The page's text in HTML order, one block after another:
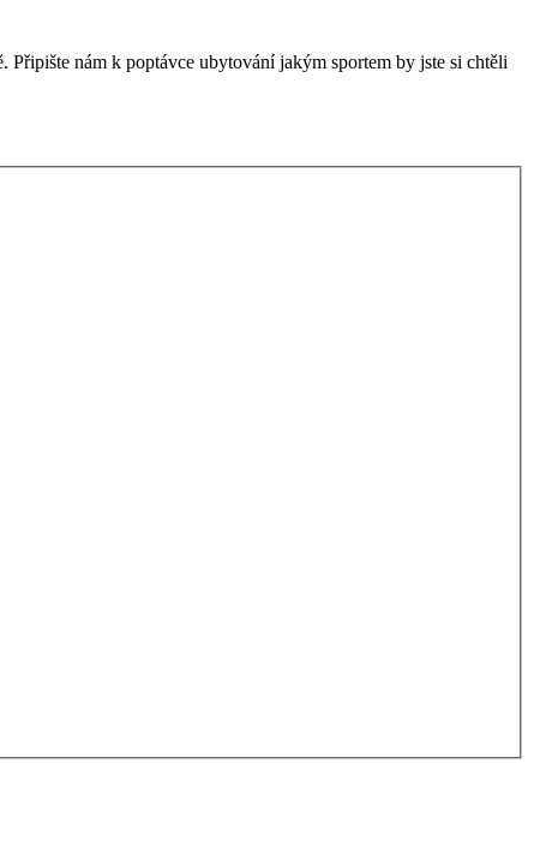
nám k poptávce ubytování jakým sportem by jste si chtěli